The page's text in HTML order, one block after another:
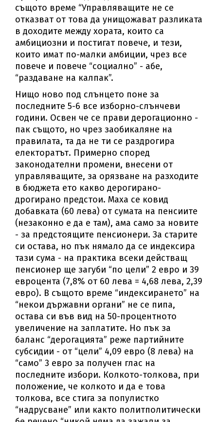
същото време “Управляващите не се
отказват от това да унищожават разликата
в доходите между хората, които са
амбициозни и постигат повече, и тези,
които имат по-малки амбиции, чрез все
повече и повече “социално” - абе,
“раздаване на калпак”.
Нищо ново под слънцето поне за
последните 5-6 все изборно-слънчеви
години. Освен че се прави дерогационно -
пак същото, но чрез заобикаляне на
правилата, та да не ти се раздрогира
електоратът. Примерно според
законодателни промени, внесени от
управляващите, за орязване на разходите
в бюджета ето какво дерогирано-
дрогирано предстои. Маха се ковид
добавката (60 лева) от сумата на пенсиите
(незаконно е да е там), ама само за новите
- за предстоящите пенсионери. За старите
си остава, но пък нямало да се индексира
тази сума - на практика всеки действащ
пенсионер ще загуби “по цели” 2 евро и 39
евроцента (7,8% от 60 лева = 4,68 лева, 2,39
евро). В същото време “индексирането” на
“некои държавни органи” не се пипа,
остава си във вид на 50-процентното
увеличение на заплатите. Но пък за
баланс “дерогацията” реже партийните
субсидии - от “цели” 4,09 евро (8 лева) на
“само” 3 евро за получен глас на
последните избори. Колкото-толкова, при
положение, че колкото и да е това
толкова, все стига за популистко
“надрусване” или както политполитически